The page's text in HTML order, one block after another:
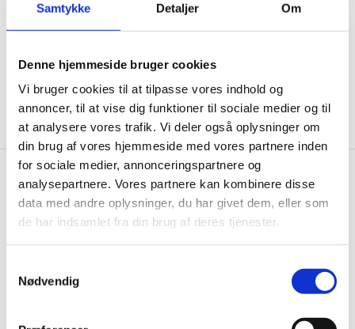
Samtykke Detaljer Om
Denne hjemmeside bruger cookies
Vi bruger cookies til at tilpasse vores indhold og
annoncer, til at vise dig funktioner til sociale medier og til
at analysere vores trafik. Vi deler også oplysninger om
din brug af vores hjemmeside med vores partnere inden
for sociale medier, annonceringspartnere og
analysepartnere. Vores partnere kan kombinere disse
data med andre oplysninger, du har givet dem, eller som
de har indsamlet fra din brug af deres tjenester.
Nødvendig
Ja tak, tilmeld mig
Gastrobutikken.dk
Gastrobutikken ApS
CVR: 38952986